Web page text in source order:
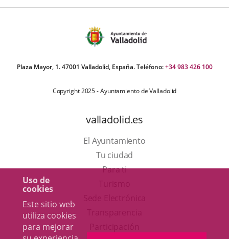
Uso de
cookies
Este sitio web
utiliza cookies
para mejorar
Plaza Mayor, 1. 47001 Valladolid, España. Teléfono:+34 983 426 100
Copyright 2025 - Ayuntamiento de Valladolid
valladolid.es
El Ayuntamiento
Tu ciudad
Para ti